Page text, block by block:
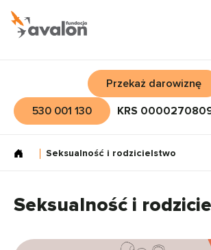
Przekaż darowiznę
530 001 130
KRS
Seksualność i rodzicielstwo
Seksualność i